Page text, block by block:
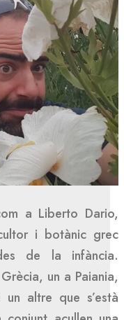
a Liberto Dario,
i botànic grec
de la infància.
un a Paiania,
altre que s’està